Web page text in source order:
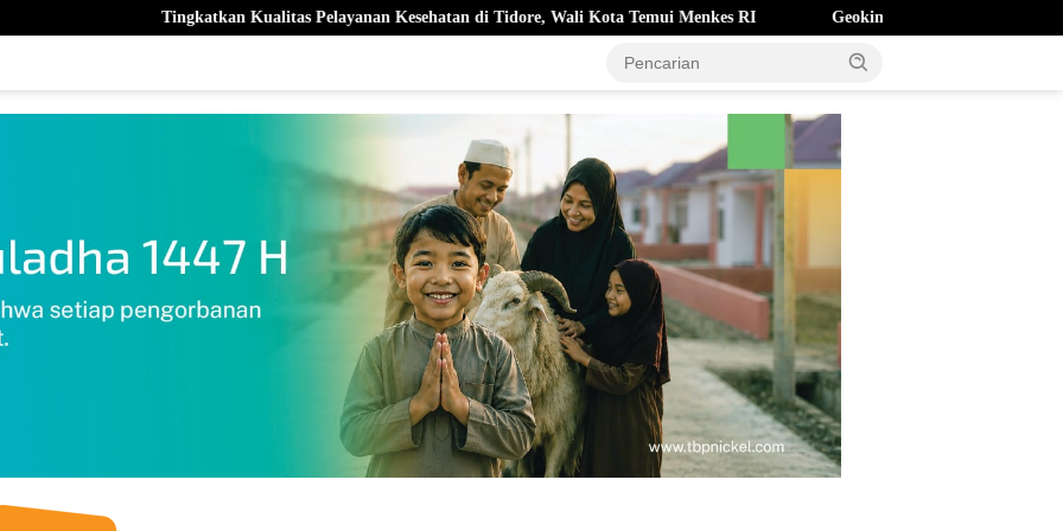
Tingkatkan Kualitas Pelayanan Kesehatan di Tidore, Wali Kota Temui Menkes RI Geokimia Jadi Kunci Efisiensi Pertambangan